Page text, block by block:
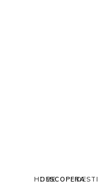
DESCOPERA
HOME